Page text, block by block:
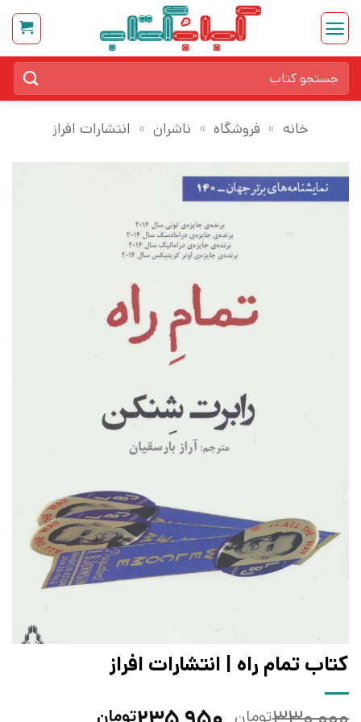
Skip
content
برای:
خانه » فروشگاه » ناشران » انتشارات افراز
کتاب تمام راه | انتشارات افراز
تومان تومان